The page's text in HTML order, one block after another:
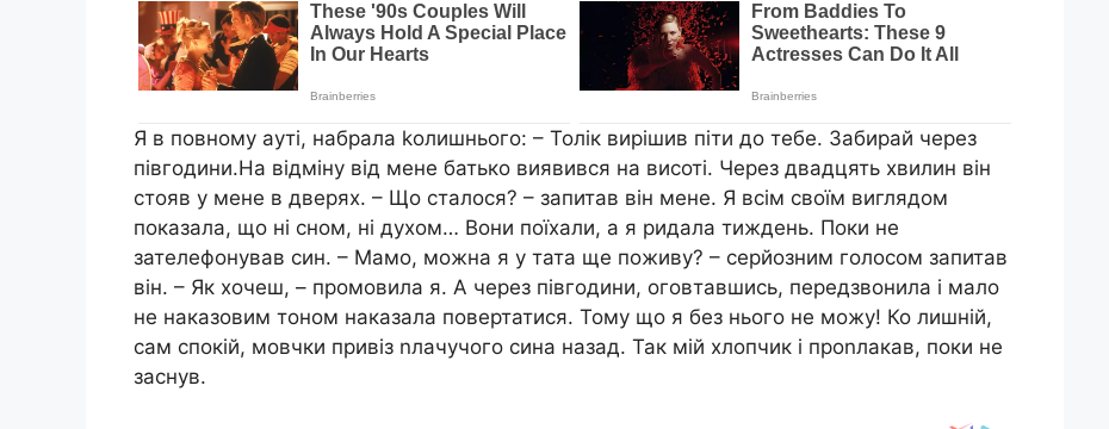
Я в повному ауті, набрала kолишнього: – Толік вирішив піти до тебе. Забирай через
півгодини.На відміну від мене батько виявився на висоті. Через двадцять хвилин він
стояв у мене в дверях. – Що сталося? – запитав він мене. Я всім своїм виглядом
показала, що ні сном, ні духом… Вони поїхали, а я ридала тиждень. Поки не
зателефонував син. – Мамо, можна я у тата ще поживу? – серйозним голосом запитав
він. – Як хочеш, – промовила я. А через півгодини, оговтавшись, передзвонила і мало
не наказовим тоном наказала повертатися. Тому що я без нього не можу! Ко лишній,
сам спокій, мовчки привіз nлачучого сина назад. Так мій хлопчик і проnлакав, поки не
заснув.